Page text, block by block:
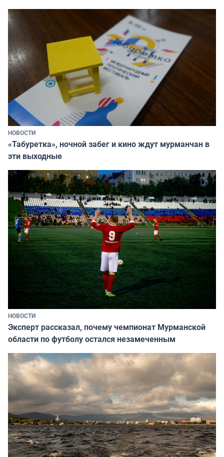
НОВОСТИ
«Табуретка», ночной забег и кино ждут мурманчан в
эти выходные
НОВОСТИ
Эксперт рассказал, почему чемпионат Мурманской
области по футболу остался незамеченным